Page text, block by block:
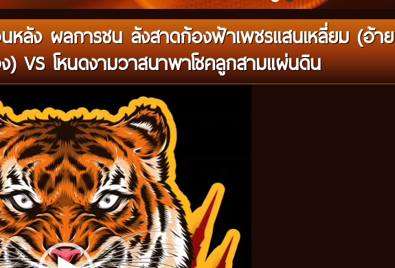
หลัง ผลการชน ลังสาดก้องฟ้าเพชรแสนเหลี่ยม (อ้าย
) VS โหนดงามวาสนาพาโชคลูกสามแผ่นดิน